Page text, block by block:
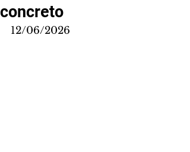
concreto
12/06/2026